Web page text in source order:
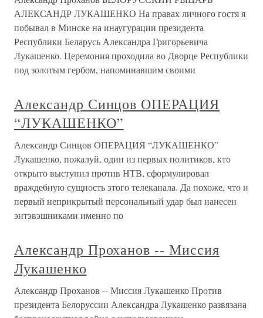
АЛЕКСАНДР ЛУКАШЕНКО На правах личного гостя я
побывал в Минске на инаугурации президента
Республики Беларусь Александра Григорьевича
Лукашенко. Церемония проходила во Дворце Республики
под золотым гербом, напоминавшим своими
Александр Синцов ОПЕРАЦИЯ
“ЛУКАШЕНКО”
Александр Синцов ОПЕРАЦИЯ “ЛУКАШЕНКО”
Лукашенко, пожалуй, один из первых политиков, кто
открыто выступил против НТВ, сформулировал
враждебную сущность этого телеканала. Да похоже, что и
первый неприкрытый персональный удар был нанесен
энтэвэшниками именно по
Александр Проханов -- Миссия
Лукашенко
Александр Проханов -- Миссия Лукашенко Против
президента Белоруссии Александра Лукашенко развязана